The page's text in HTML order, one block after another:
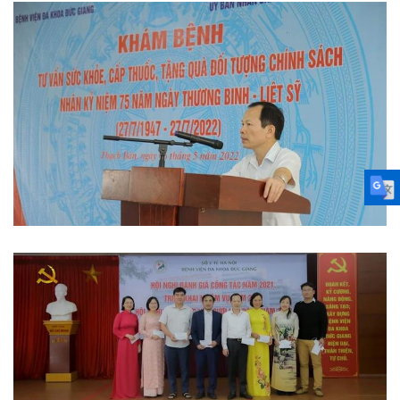
Thi đua khen thưởng
Hoạt động đoàn thể